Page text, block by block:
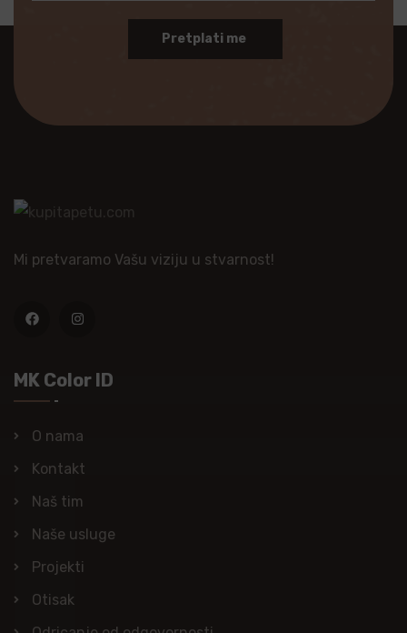
Pretplati me
Mi pretvaramo Vašu viziju u stvarnost!
MK Color ID
O nama
Kontakt
Naš tim
Naše usluge
Projekti
Otisak